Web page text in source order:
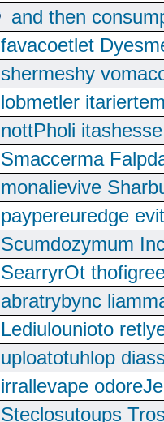
and then
favacoetlet
shermeshy
lobmetler
nottPholi
Smaccerma
monalievive
paypereuredge
Scumdozymum
SearryrOt
abratrybync
Lediulounioto
uploatotuhlop
irrallevape
Steclosutoups